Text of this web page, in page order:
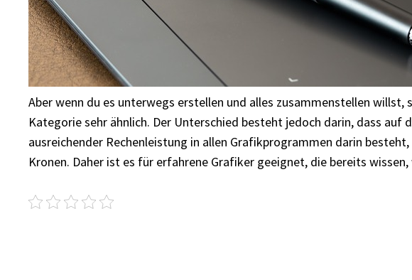
Aber wenn du es unterwegs erstellen und alles zusammenstellen
Kategorie sehr ähnlich. Der Unterschied besteht jedoch darin, dass
ausreichender Rechenleistung in allen Grafikprogrammen darin
Kronen. Daher ist es für erfahrene Grafiker geeignet, die bereits